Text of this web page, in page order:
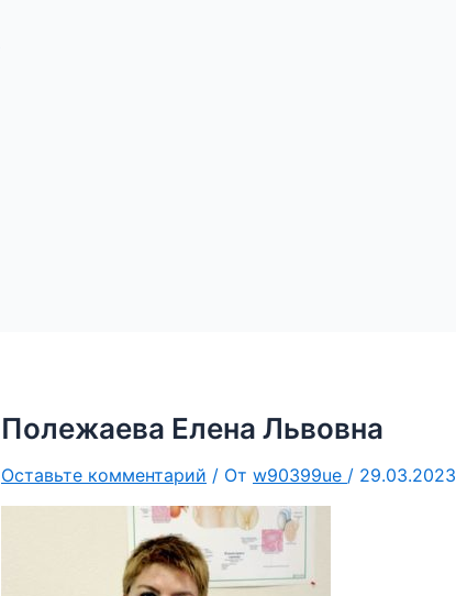
Полежаева Елена Львовна
Оставьте комментарий / От w90399ue / 29.03.2023